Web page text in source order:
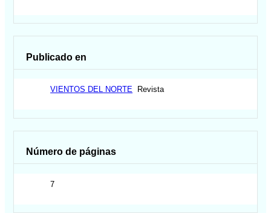
Publicado en
VIENTOS DEL NORTE Revista
Número de páginas
7